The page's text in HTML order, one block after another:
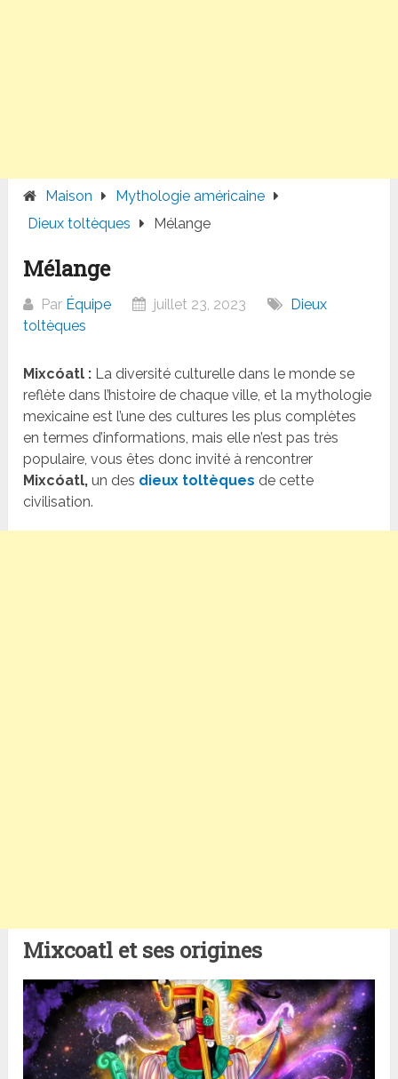
Maison
Mythologie américaine
Dieux toltèques
Mélange
Mélange
Par Équipe juillet 23, 2023
Dieux
toltèques
Mixcóatl : La diversité culturelle dans le monde se
reflète dans l’histoire de chaque ville, et la mythologie
mexicaine est l’une des cultures les plus complètes
en termes d’informations, mais elle n’est pas très
populaire, vous êtes donc invité à rencontrer
Mixcóatl, un des dieux toltèques de cette
civilisation.
Mixcoatl et ses origines